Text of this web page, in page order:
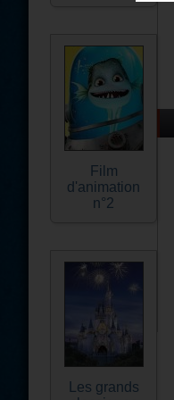
Film
d'animation
n°2
Les grands